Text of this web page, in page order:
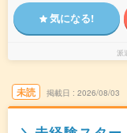
気になる!
派
未読 掲載日 2026/08/03